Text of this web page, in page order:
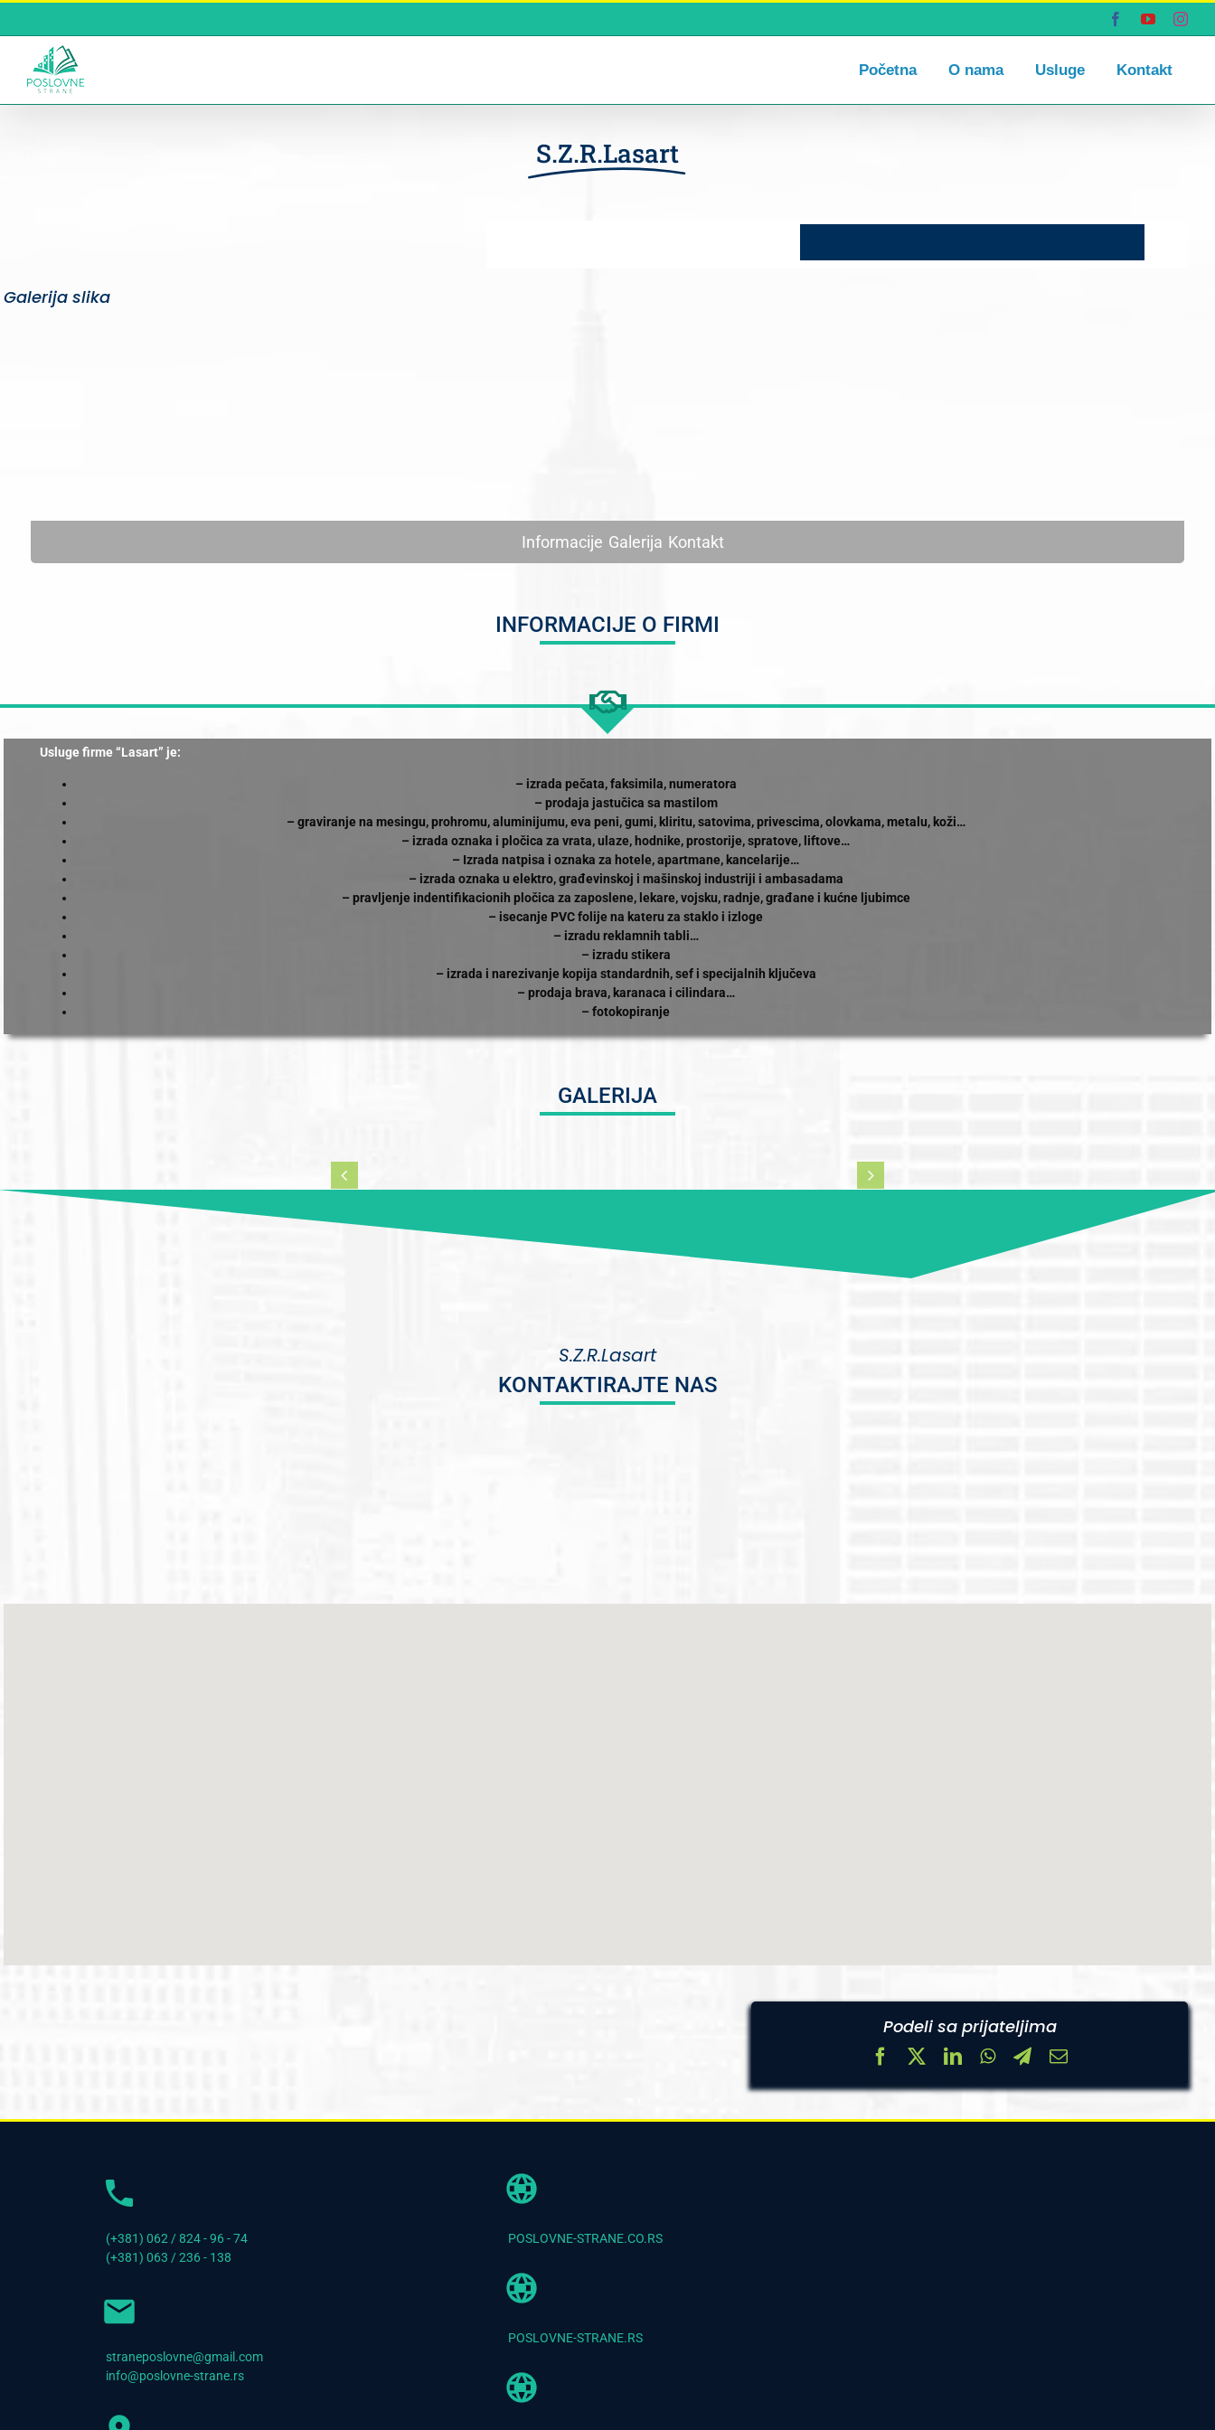
FacebookYouTube
Početna O nama Usluge Kontakt
S.Z.R.Lasart
Galerija slika
Informacije Galerija Kontakt
INFORMACIJE O FIRMI
Usluge firme “Lasart” je:
– izrada pečata, faksimila, numeratora
– prodaja jastučica sa mastilom
– graviranje na mesingu, prohromu, aluminijumu, eva peni, gumi, kliritu, satovima, privescima, olovkama, metalu, koži…
– izrada oznaka i pločica za vrata, ulaze, hodnike, prostorije, spratove, liftove…
– Izrada natpisa i oznaka za hotele, apartmane, kancelarije…
– izrada oznaka u elektro, građevinskoj i mašinskoj industriji i ambasadama
– pravljenje indentifikacionih pločica za zaposlene, lekare, vojsku, radnje, građane i kućne ljubimce
– isecanje PVC folije na kateru za staklo i izloge
– izradu reklamnih tabli…
– izradu stikera
– izrada i narezivanje kopija standardnih, sef i specijalnih ključeva
– prodaja brava, karanaca i cilindara…
– fotokopiranje
GALERIJA
S.Z.R.Lasart
KONTAKTIRAJTE NAS
Podeli sa prijateljima
(+381) 062 / 824 - 96 - 74
(+381) 063 / 236 - 138
straneposlovne@gmail.com
info@poslovne-strane.rs
POSLOVNE-STRANE.CO.RS
POSLOVNE-STRANE.RS